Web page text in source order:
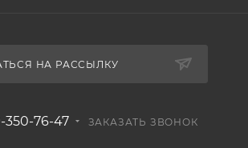
НА РАССЫЛКУ
350-76-47 ЗАКАЗАТЬ ЗВОНОК